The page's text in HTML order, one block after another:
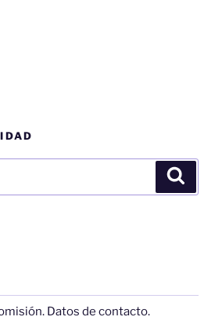
Datos de contacto.